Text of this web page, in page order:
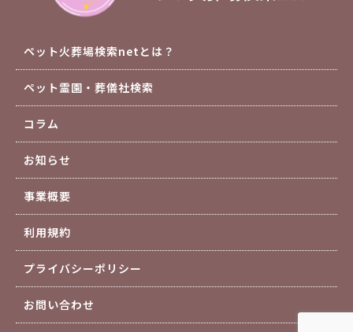
ペット火葬場検索netとは？
ペット霊園・葬儀社検索
コラム
お知らせ
事業概要
利用規約
プライバシーポリシー
お問い合わせ